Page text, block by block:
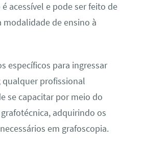
é acessível e pode ser feito de
de ensino à
específicos para ingressar
qualquer profissional
se capacitar por meio do
adquirindo os
em grafoscopia.